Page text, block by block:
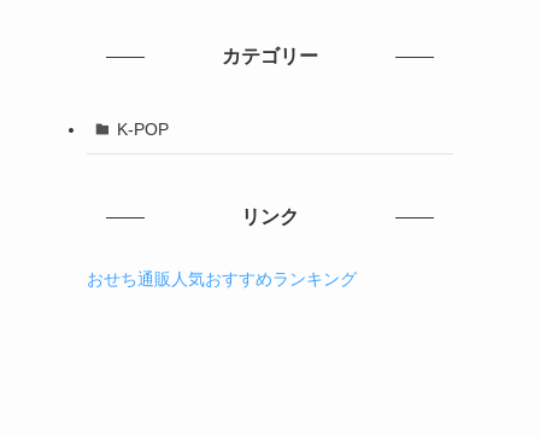
カテゴリー
K-POP
リンク
おせち通販人気おすすめランキング